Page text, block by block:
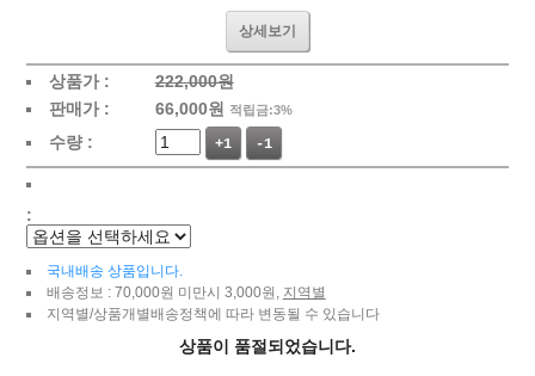
상세보기
상품가 :
222,000원
판매가 :
66,000원 적립금:3%
수량 : +1 -1
:
국내배송 상품입니다.
배송정보 : 70,000원 미만시 3,000원, 지역별
지역별/상품개별배송정책에 따라 변동될 수 있습니다
상품이 품절되었습니다.